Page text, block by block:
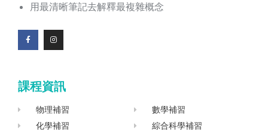
用最清晰筆記去解釋最複雜概念
F
a
o
o
I
n
g
r
a
課程資訊
物理補習
化學補習
數學補習
綜合科學補習